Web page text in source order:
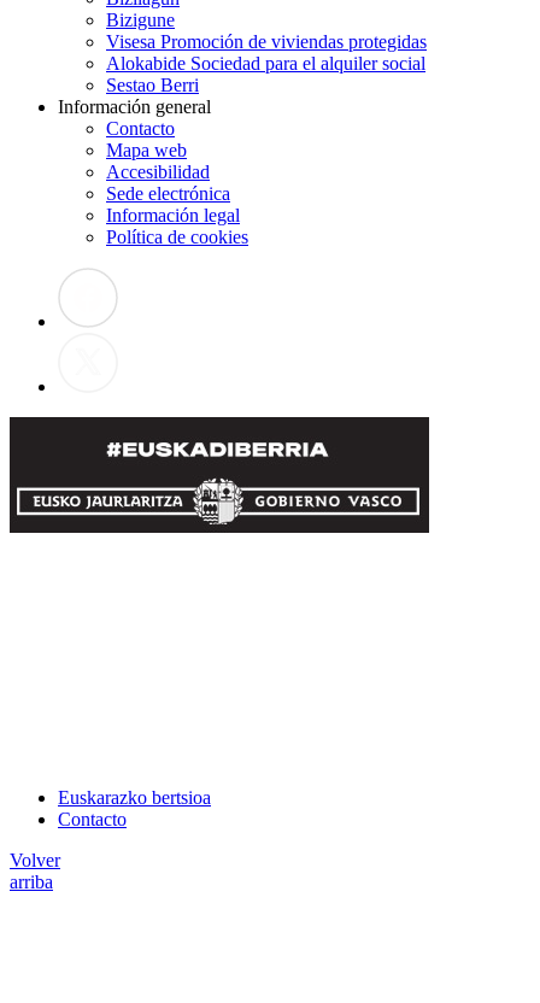
Bizigune
Visesa Promoción de viviendas protegidas
Alokabide Sociedad para el alquiler social
Sestao Berri
Información general
Contacto
Mapa web
Accesibilidad
Sede electrónica
Información legal
Política de cookies
Euskarazko bertsioa
Contacto
Volver
arriba